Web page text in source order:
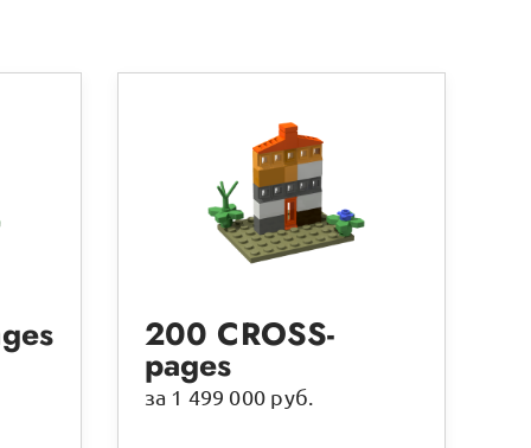
200 CROSS-
pages
за 1 499 000 руб.